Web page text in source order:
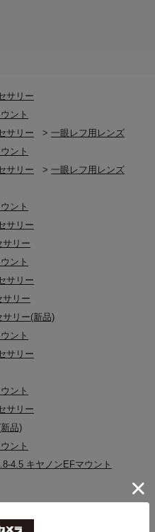
サリー
ント
サリー >一眼レフ用レンズ
ント
サリー >一眼レフ用レンズ
ント
サリー
サリー
ント
サリー
サリー
リー(新品)
ント
サリー
ント
サリー
品)
ント
4.5 キヤノンEFマウント